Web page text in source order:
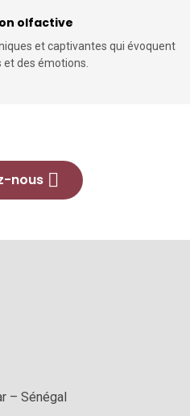
olfactive
et captivantes qui évoquent
des émotions.
nous
– Sénégal